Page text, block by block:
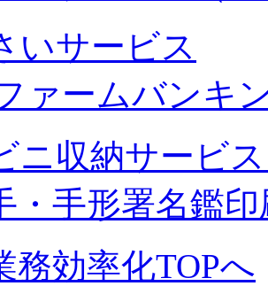
いサービス
ァームバンキ
ニ収納サービ
・手形署名鑑
務効率化TOPへ